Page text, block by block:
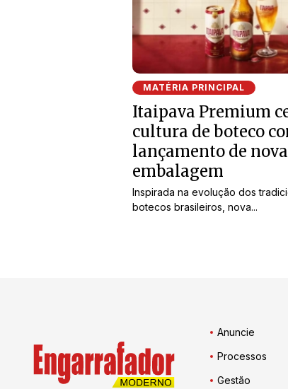
MATÉRIA PRINCIPAL
Itaipava Premium
cultura de boteco
lançamento de nova
embalagem
Inspirada na evolução dos
botecos brasileiros, nova...
Anuncie
Processos
Gestão